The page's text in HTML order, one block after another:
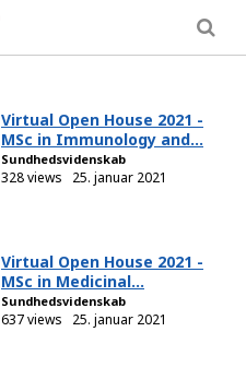
Virtual Open House 2021 -
MSc in Immunology and...
Sundhedsvidenskab
328 views 25. januar 2021
Virtual Open House 2021 -
MSc in Medicinal...
Sundhedsvidenskab
637 views 25. januar 2021